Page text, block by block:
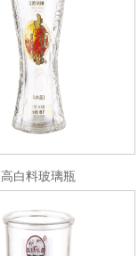
高白料玻璃瓶